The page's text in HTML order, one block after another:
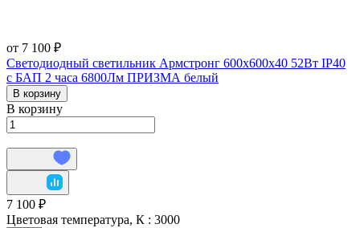
от 7 100 ₽
Светодиодный светильник Армстронг 600х600х40 52Вт IP40
с БАП 2 часа 6800Лм ПРИЗМА белый
В корзину
В корзину
7 100 ₽
Цветовая температура, К : 3000